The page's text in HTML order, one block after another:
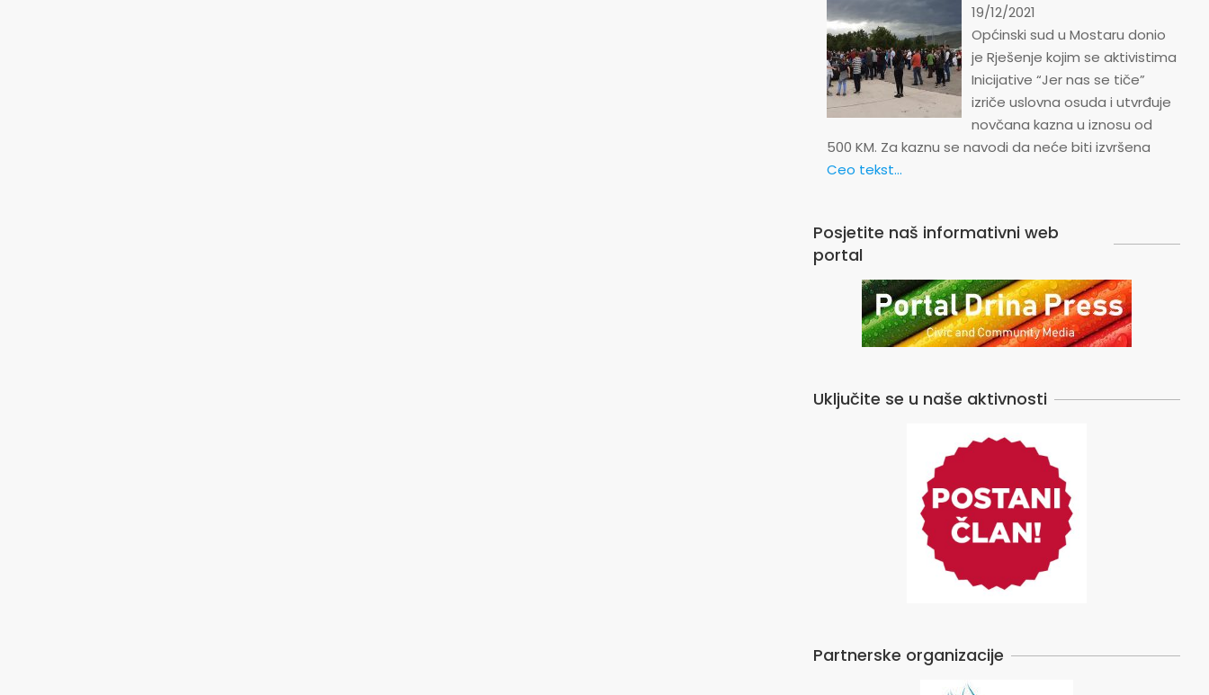
19/12/2021
Općinski sud u Mostaru donio
je Rješenje kojim se aktivistima
Inicijative “Jer nas se tiče”
izriče uslovna osuda i utvrđuje
novčana kazna u iznosu od
500 KM. Za kaznu se navodi da neće biti izvršena
Ceo tekst...
Posjetite naš informativni web
portal
Uključite se u naše aktivnosti
Partnerske organizacije